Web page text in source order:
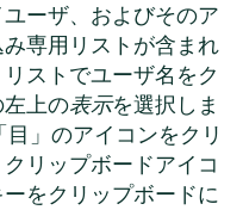
ーザ、およびそのア
専用リストが含まれ
ストでユーザ名をク
上の表示を選択しま
」のアイコンをクリ
リップボードアイコ
をクリップボードに